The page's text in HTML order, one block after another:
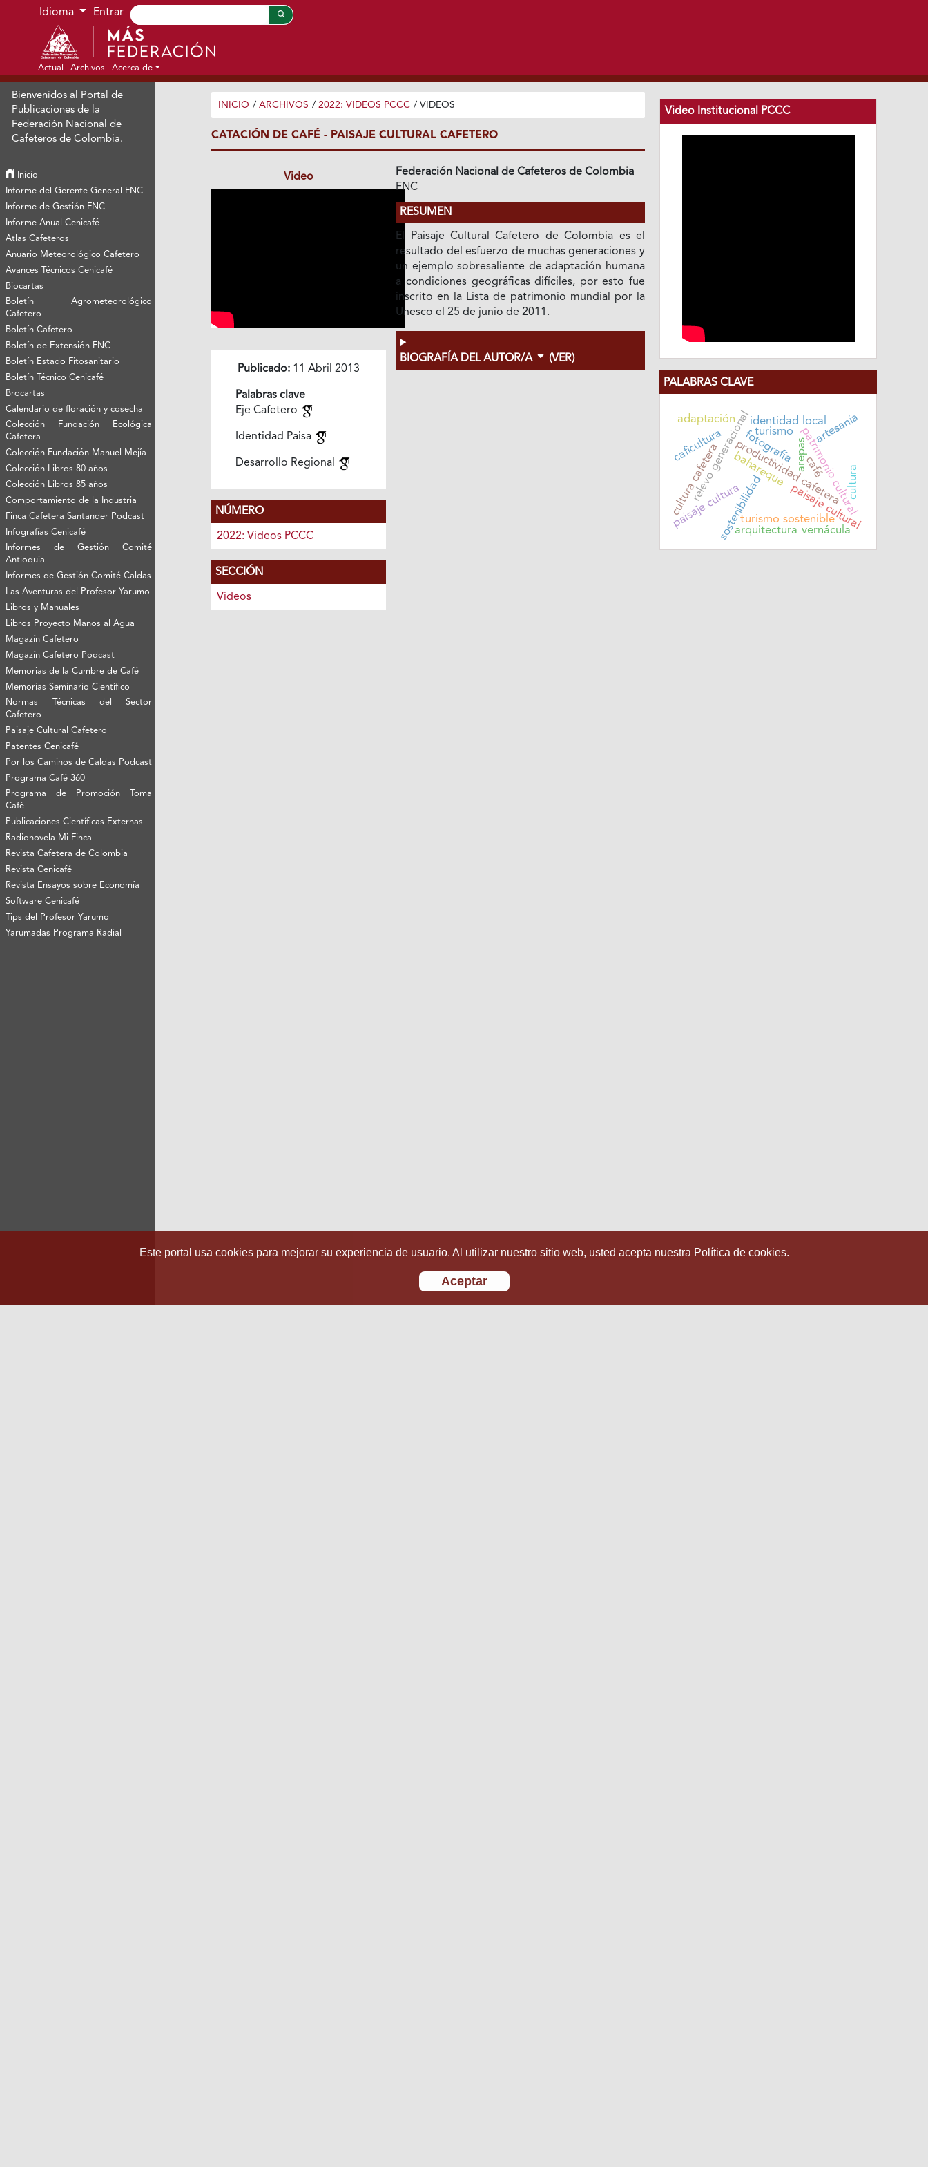
Ir al menú de navegación principal
Ir al contenido principal
Ir al pie de página del sitio
Idioma Entrar
Actual Archivos Acerca de
Bienvenidos al Portal de
Publicaciones de la
Federación Nacional de
Cafeteros de Colombia.
Inicio
Informe del Gerente General FNC
Informe de Gestión FNC
Informe Anual Cenicafé
Atlas Cafeteros
Anuario Meteorológico Cafetero
Avances Técnicos Cenicafé
Biocartas
Boletín Agrometeorológico
Cafetero
Boletín Cafetero
Boletín de Extensión FNC
Boletín Estado Fitosanitario
Boletín Técnico Cenicafé
Brocartas
Calendario de floración y cosecha
Colección Fundación Ecológica
Cafetera
Colección Fundación Manuel Mejía
Colección Libros 80 años
Colección Libros 85 años
Comportamiento de la Industria
Finca Cafetera Santander Podcast
Infografías Cenicafé
Informes de Gestión Comité
Antioquía
Informes de Gestión Comité Caldas
Las Aventuras del Profesor Yarumo
Libros y Manuales
Libros Proyecto Manos al Agua
Magazín Cafetero
Magazín Cafetero Podcast
Memorias de la Cumbre de Café
Memorias Seminario Científico
Normas Técnicas del Sector
Cafetero
Paisaje Cultural Cafetero
Patentes Cenicafé
Por los Caminos de Caldas Podcast
Programa Café 360
Programa de Promoción Toma
Café
Publicaciones Científicas Externas
Radionovela Mi Finca
Revista Cafetera de Colombia
Revista Cenicafé
Revista Ensayos sobre Economía
Software Cenicafé
Tips del Profesor Yarumo
Yarumadas Programa Radial
INICIO / ARCHIVOS / 2022: VIDEOS PCCC / VIDEOS
CATACIÓN DE CAFÉ - PAISAJE CULTURAL CAFETERO
Video
Publicado:11 Abril 2013
Palabras clave
Eje Cafetero
Identidad Paisa
Desarrollo Regional
NÚMERO
2022: Videos PCCC
SECCIÓN
Videos
Federación Nacional de Cafeteros de Colombia
FNC
RESUMEN
El Paisaje Cultural Cafetero de Colombia es el
resultado del esfuerzo de muchas generaciones y
un ejemplo sobresaliente de adaptación humana
a condiciones geográficas difíciles, por esto fue
inscrito en la Lista de patrimonio mundial por la
Unesco el 25 de junio de 2011.
BIOGRAFÍA DEL AUTOR/A (VER)
Video Institucional PCCC
PALABRAS CLAVE
sostenibilidad
productividad cafetera
relevo generacional patrimonio cultural
bahareque
turismo sostenible
paisaje cultura
cultura cafetera fotografía
arquitectura vernácula
paisaje cultural
turismo artesanía
cultura
arepas
identidad local
café
caficultura
adaptación
Este portal usa cookies para mejorar su experiencia de usuario. Al utilizar nuestro sitio web, usted acepta nuestra Política de cookies.
Aceptar